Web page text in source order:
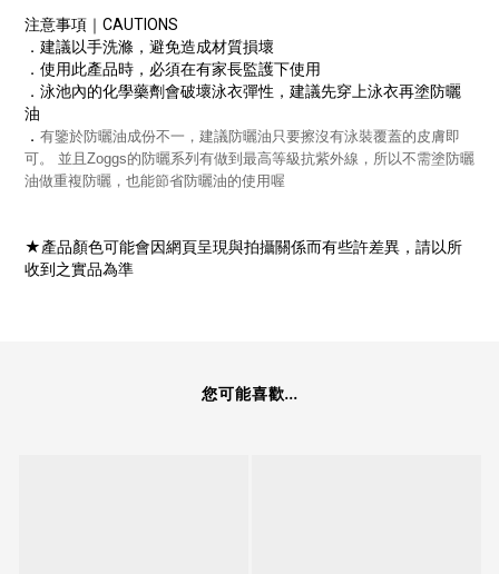
注意事項｜CAUTIONS
．建議以手洗滌，避免造成材質損壞
．使用此產品時，必須在有家長監護下使用
．泳池內的化學藥劑會破壞泳衣彈性，建議先穿上泳衣再塗防曬
油
． 有鑒於防曬油成份不一，建議防曬油只要擦沒有泳裝覆蓋的皮膚即
可。 並且Zoggs的防曬系列有做到最高等級抗紫外線，所以不需塗防曬
油做重複防曬，也能節省防曬油的使用喔
★產品顏色可能會因網頁呈現與拍攝關係而有些許差異，請以所
收到之實品為準
您可能喜歡...